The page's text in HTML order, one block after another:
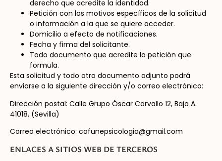
derecho que acredite la identidad.
Petición con los motivos específicos de la solicitud
o información a la que se quiere acceder.
Domicilio a efecto de notificaciones.
Fecha y firma del solicitante.
Todo documento que acredite la petición que
formula.
Esta solicitud y todo otro documento adjunto podrá
enviarse a la siguiente dirección y/o correo electrónico:
Dirección postal: Calle Grupo Óscar Carvallo 12, Bajo A.
41018, (Sevilla)
Correo electrónico: cafunepsicologia@gmail.com
ENLACES A SITIOS WEB DE TERCEROS